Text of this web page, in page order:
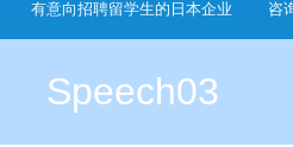
有意向招聘留学生的日本企业 咨
Speech03